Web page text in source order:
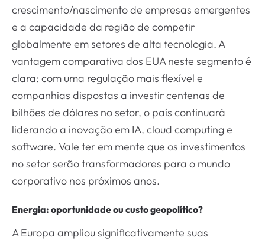
crescimento/nascimento de empresas emergentes
e a capacidade da região de competir
globalmente em setores de alta tecnologia. A
vantagem comparativa dos EUA neste segmento é
clara: com uma regulação mais flexível e
companhias dispostas a investir centenas de
bilhões de dólares no setor, o país continuará
liderando a inovação em IA, cloud computing e
software. Vale ter em mente que os investimentos
no setor serão transformadores para o mundo
corporativo nos próximos anos.
Energia: oportunidade ou custo geopolítico?
A Europa ampliou significativamente suas